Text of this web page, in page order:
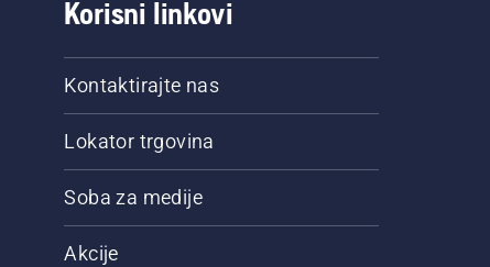
Korisni linkovi
Kontaktirajte nas
Lokator trgovina
Soba za medije
Akcije